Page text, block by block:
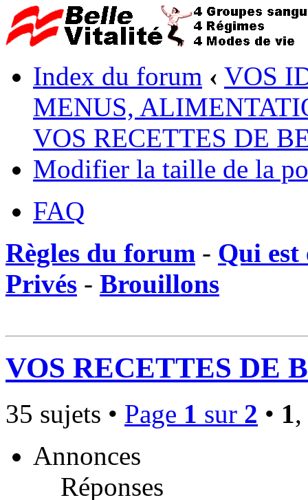
Index du forum ‹ VOS
MENUS,
VOS RECETTES DE
Modifier la taille de la
FAQ
Règles du forum - Qui est
Privés - Brouillons
VOS RECETTES DE
35 sujets • Page 1 sur 2 • 1,
Annonces
Réponses